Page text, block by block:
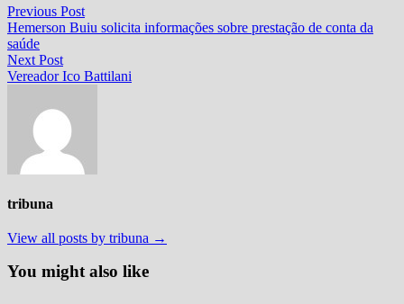
Navegação
de
Post
Previous PostPrevious
post:
Hemerson Buiu solicita informações sobre prestação de conta da
saúde
Next PostNext
post:
Vereador Ico Battilani
tribuna
View all posts by tribuna →
You might also like